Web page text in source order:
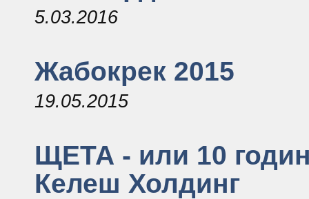
5.03.2016
Жабокрек 2015
19.05.2015
ЩЕТА - или 10
Келеш Холдинг